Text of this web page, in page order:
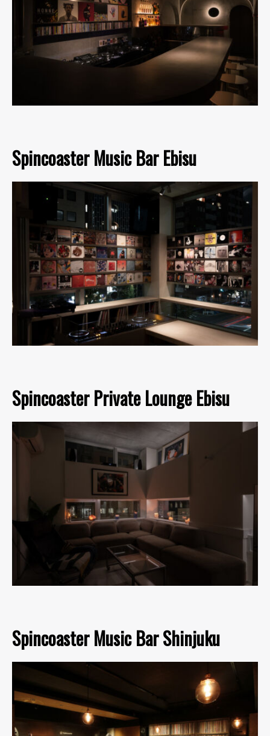
Spincoaster Music Bar Ebisu
Spincoaster Private Lounge Ebisu
Spincoaster Music Bar Shinjuku